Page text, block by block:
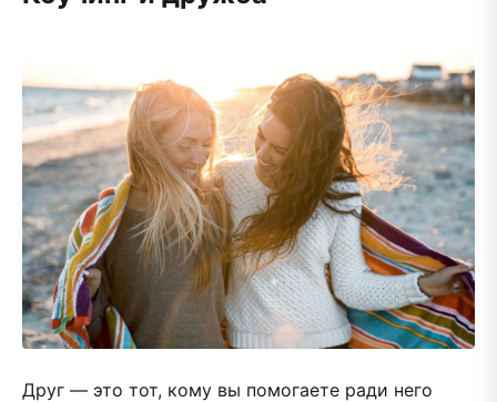
Друг — это тот, кому вы помогаете ради него